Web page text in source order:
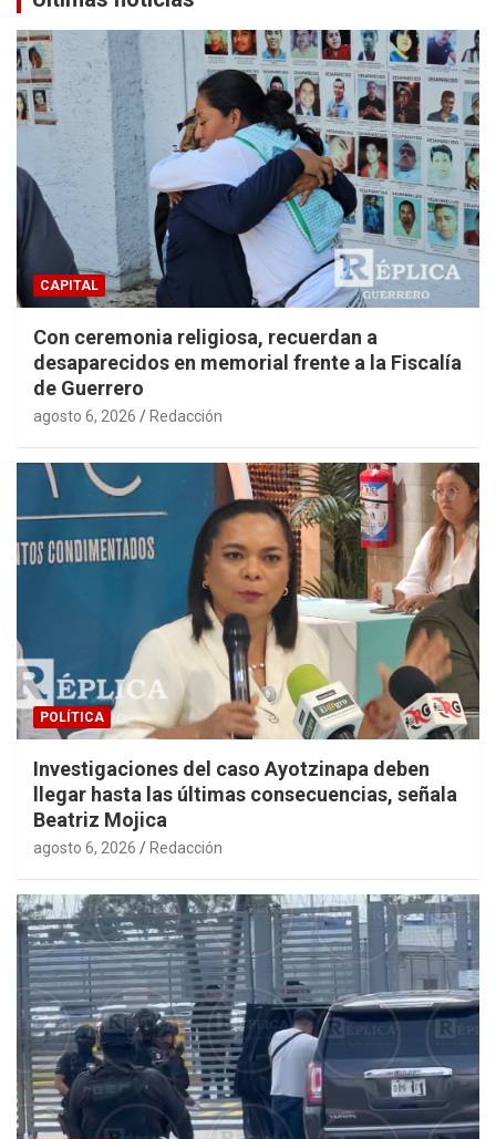
CAPITAL
Con ceremonia religiosa, recuerdan a
desaparecidos en memorial frente a la Fiscalía
de Guerrero
agosto 6, 2026 Redacción
POLÍTICA
Investigaciones del caso Ayotzinapa deben
llegar hasta las últimas consecuencias, señala
Beatriz Mojica
agosto 6, 2026 Redacción